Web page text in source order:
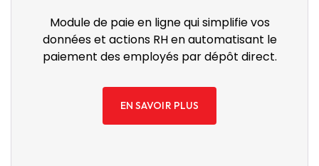
Module de paie en ligne qui simplifie vos
données et actions RH en automatisant le
paiement des employés par dépôt direct.
EN SAVOIR PLUS